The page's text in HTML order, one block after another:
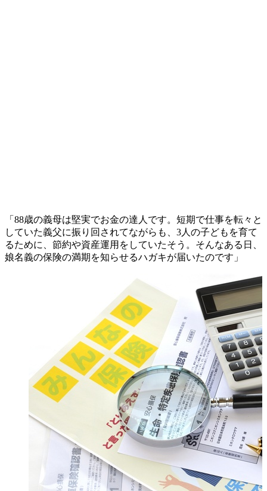
「88歳の義母は堅実でお金の達人です。短期で仕事を転々と
していた義父に振り回されてながらも、3人の子どもを育て
るために、節約や資産運用をしていたそう。そんなある日、
娘名義の保険の満期を知らせるハガキが届いたのです」